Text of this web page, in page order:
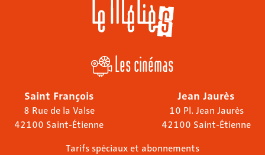
Les cinémas
Saint François
8 Rue de la Valse
42100 Saint-Étienne
Jean Jaurès
10 Pl. Jean Jaurès
42100 Saint-Étienne
Tarifs spéciaux et abonnements